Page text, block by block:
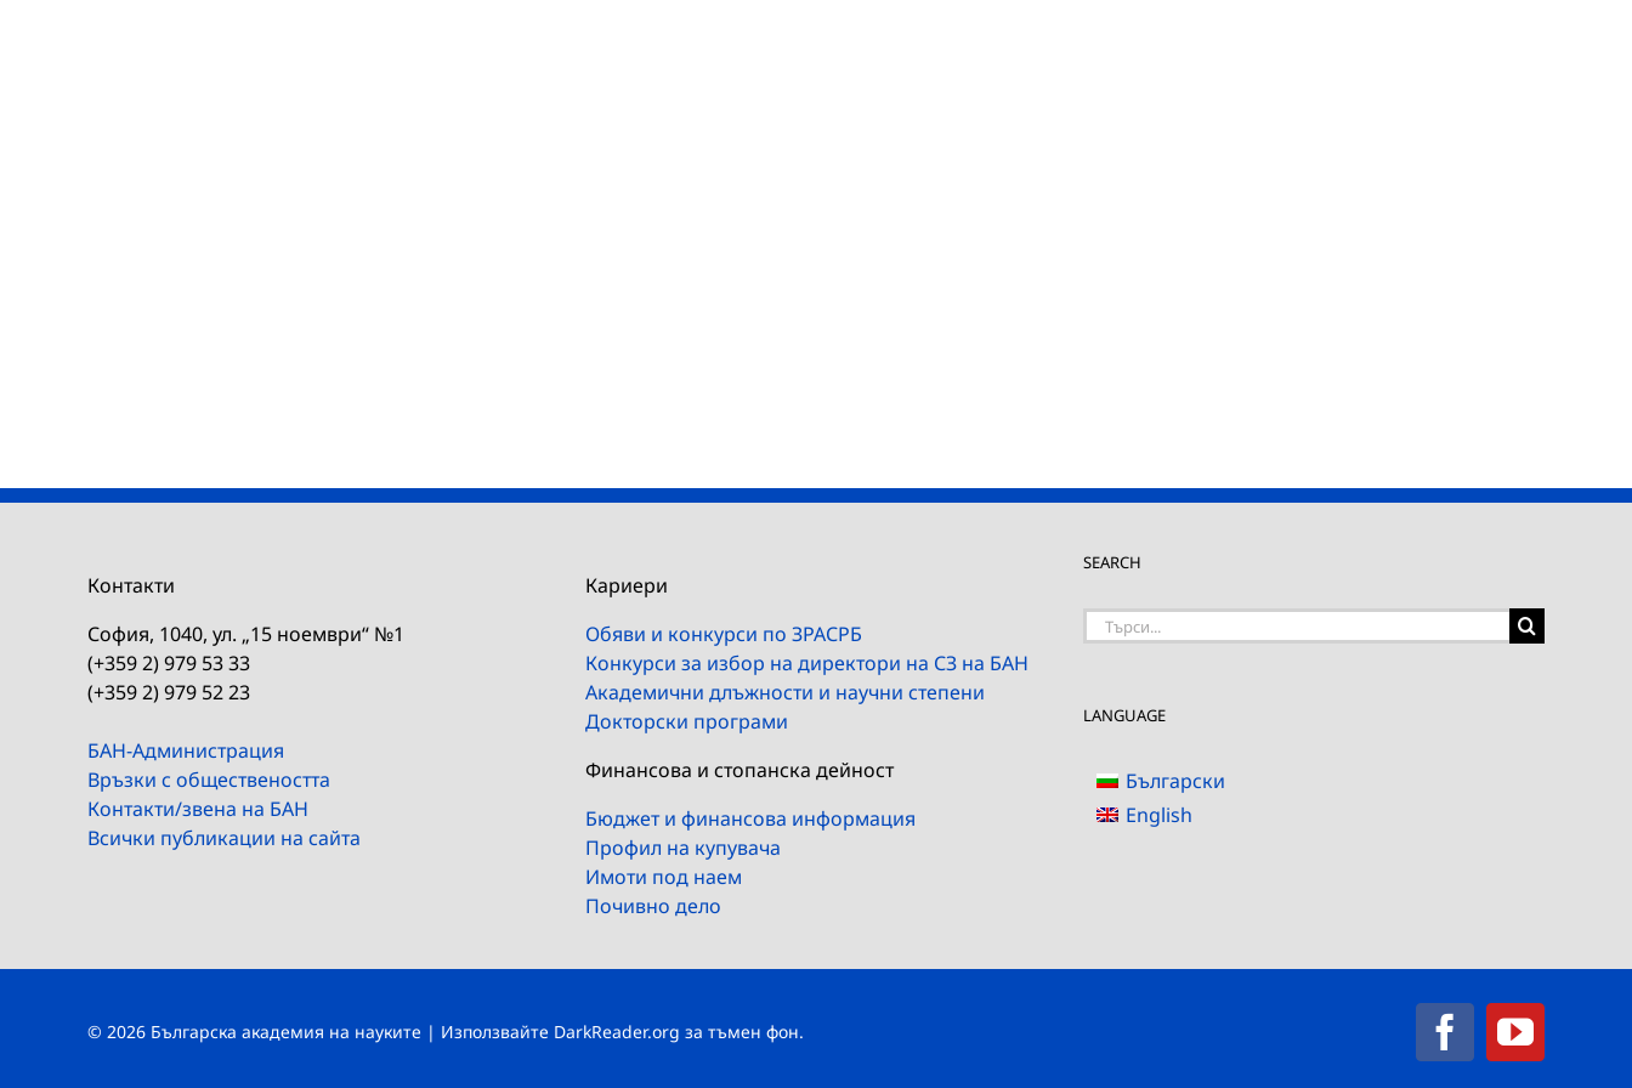
Контакти
София, 1040, ул. „15 ноември“ №1
(+359 2) 979 53 33
(+359 2) 979 52 23
БАН-Администрация
Връзки с обществеността
Контакти/звена на БАН
Всички публикации на сайта
Кариери
Обяви и конкурси по ЗРАСРБ
Конкурси за избор на директори на СЗ на БАН
Академични длъжности и научни степени
Докторски програми
Финансова и стопанска дейност
Бюджет и финансова информация
Профил на купувача
Имоти под наем
Почивно дело
SEARCH
Търсене
LANGUAGE
Български
English
© 2026 Българска академия на науките | Използвайте DarkReader.org за тъмен фон. Facebook